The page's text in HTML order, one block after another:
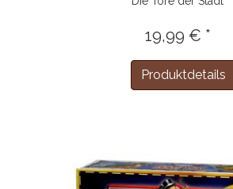
19,99 € *
Produktdetails